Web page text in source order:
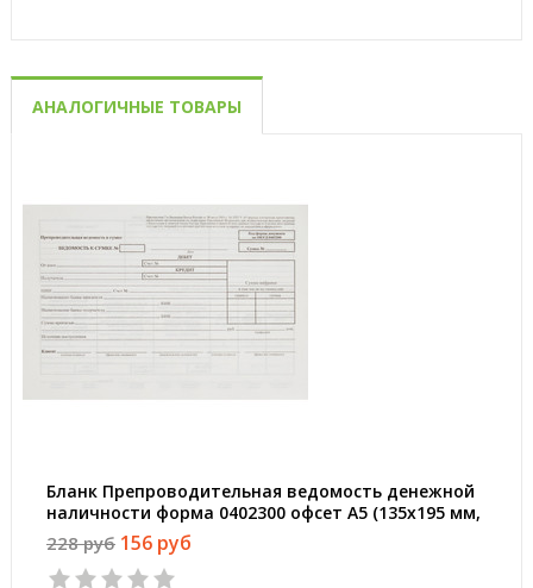
АНАЛОГИЧНЫЕ ТОВАРЫ
Бланк Препроводительная ведомость денежной
наличности форма 0402300 офсет А5 (135х195 мм,
99 листов, в термоусадочной пленке)
228 руб 156 руб